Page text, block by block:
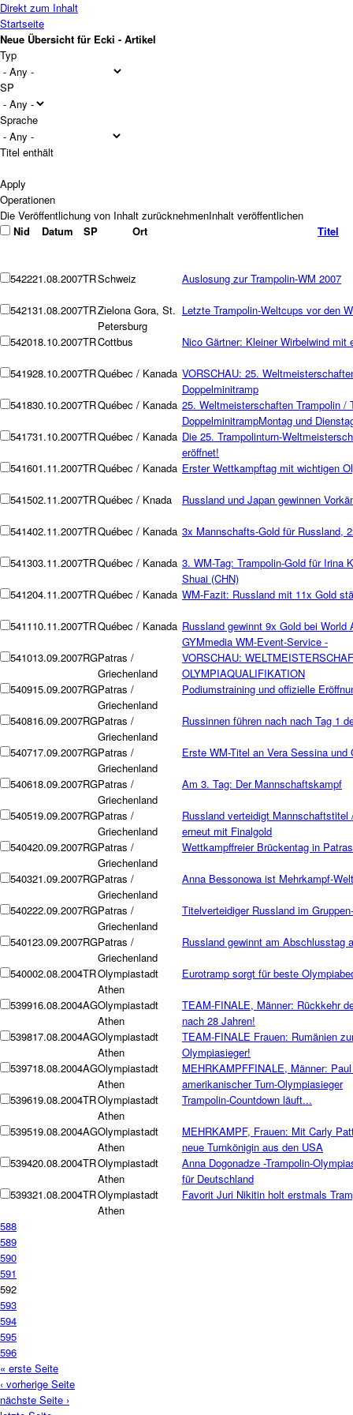
Direkt zum Inhalt
Startseite
Neue Übersicht für Ecki - Artikel
Typ
SP
Sprache
Titel enthält
Operationen
Nid Datum SP Ort Titel
542221.08.2007TRSchweiz Auslosung zur Trampolin-WM 2007
542131.08.2007TRZielona Gora, St.
Petersburg
Letzte Trampolin-Weltcups vor den
542018.10.2007TRCottbus Nico Gärtner: Kleiner Wirbelwind mit
541928.10.2007TRQuébec / Kanada VORSCHAU: 25.
Doppelminitramp
541830.10.2007TRQuébec / Kanada 25. Weltmeisterschaften Trampolin /
DoppelminitrampMontag und
541731.10.2007TRQuébec / Kanada Die 25. Trampolinturn-
eröffnet!
541601.11.2007TRQuébec / Kanada Erster Wettkampftag mit wichtigen
541502.11.2007TRQuébec / Knada Russland und Japan gewinnen
541402.11.2007TRQuébec / Kanada 3x Mannschafts-Gold für Russland,
541303.11.2007TRQuébec / Kanada 3. WM-Tag: Trampolin-Gold für Irina
Shuai (CHN)
541204.11.2007TRQuébec / Kanada WM-Fazit: Russland mit 11x Gold
541110.11.2007TRQuébec / Kanada Russland gewinnt 9x Gold bei World
GYMmedia WM-Event-Service -
541013.09.2007RGPatras /
Griechenland
VORSCHAU:
OLYMPIAQUALIFIKATION
540915.09.2007RGPatras /
Griechenland
Podiumstraining und offizielle
540816.09.2007RGPatras /
Griechenland
Russinnen führen nach nach Tag 1
540717.09.2007RGPatras /
Griechenland
Erste WM-Titel an Vera Sessina und
540618.09.2007RGPatras /
Griechenland
Am 3. Tag: Der Mannschaftskampf
540519.09.2007RGPatras /
Griechenland
Russland verteidigt Mannschaftstitel
erneut mit Finalgold
540420.09.2007RGPatras /
Griechenland
Wettkampffreier Brückentag in Patras
540321.09.2007RGPatras /
Griechenland
Anna Bessonowa ist Mehrkampf-
540222.09.2007RGPatras /
Griechenland
Titelverteidiger Russland im
540123.09.2007RGPatras /
Griechenland
Russland gewinnt am Abschlusstag
540002.08.2004TROlympiastadt
Athen
Eurotramp sorgt für beste
539916.08.2004AGOlympiastadt
Athen
TEAM-FINALE, Männer: Rückkehr
nach 28 Jahren!
539817.08.2004AGOlympiastadt
Athen
TEAM-FINALE Frauen: Rumänien
Olympiasieger!
539718.08.2004AGOlympiastadt
Athen
MEHRKAMPFFINALE, Männer:
amerikanischer Turn-Olympiasieger
539619.08.2004TROlympiastadt
Athen
Trampolin-Countdown läuft...
539519.08.2004AGOlympiastadt
Athen
MEHRKAMPF, Frauen: Mit Carly
neue Turnkönigin aus den USA
539420.08.2004TROlympiastadt
Athen
Anna Dogonadze -Trampolin-
für Deutschland
539321.08.2004TROlympiastadt
Athen
Favorit Juri Nikitin holt erstmals
588
589
590
591
592
593
594
595
596
« erste Seite
‹ vorherige Seite
nächste Seite ›